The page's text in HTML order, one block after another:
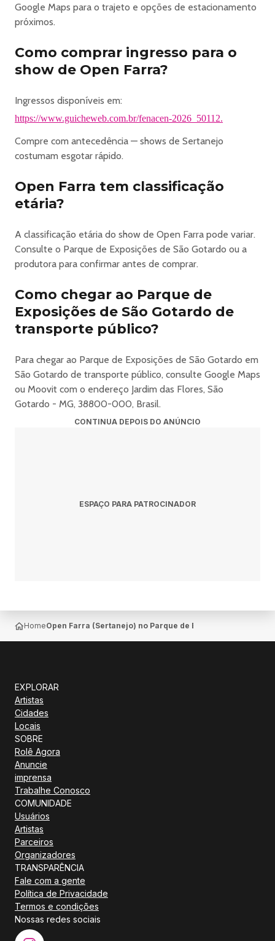
– 17/07 (sexta-feira)
Open Farra
Clayton & Romário
– 18/07 (sábado)
– 18/07 (sábado)
– 19/07 (domingo)
A
FENACEN 2026
celebração regional que une história, tradição e atrações
para públicos diversos. Uma oportunidade única de curtir
viver momentos inesquecíveis com amigos e família.
https://www.guicheweb.com.br/fenacen-2026_50112
Google Maps para o trajeto e opções de estacionamento
próximos.
Como comprar ingresso para o
show de Open Farra?
Ingressos disponíveis em:
https://www.guicheweb.com.br/fenacen-2026_50112.
Compre com antecedência — shows de Sertanejo
costumam esgotar rápido.
Open Farra tem classificação
etária?
A classificação etária do show de Open Farra pode variar.
Consulte o Parque de Exposições de São Gotardo ou a
produtora para confirmar antes de comprar.
Como chegar ao Parque de
Exposições de São Gotardo de
transporte público?
Para chegar ao Parque de Exposições de São Gotardo em
São Gotardo de transporte público, consulte Google Maps
ou Moovit com o endereço Jardim das Flores, São
Gotardo - MG, 38800-000, Brasil.
CONTINUA DEPOIS DO ANÚNCIO
ESPAÇO PARA PATROCINADOR
HomeOpen Farra (Sertanejo) no Parque de Exposições de São
EXPLORAR
Artistas
Cidades
Locais
SOBRE
Rolê Agora
Anuncie
imprensa
Trabalhe Conosco
COMUNIDADE
Usuários
Artistas
Parceiros
Organizadores
TRANSPARÊNCIA
Fale com a gente
Política de Privacidade
Termos e condições
Nossas redes sociais